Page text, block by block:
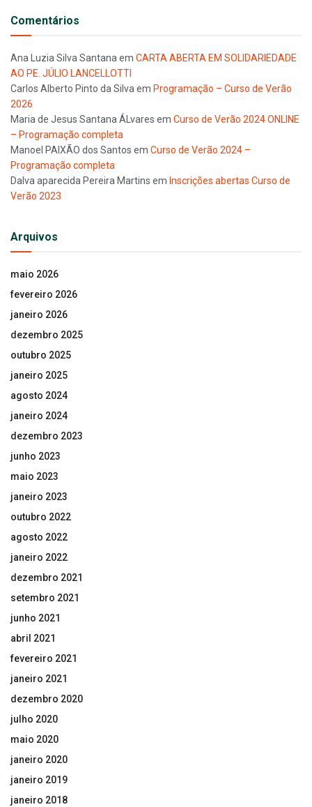
Comentários
Ana Luzia Silva Santanaem CARTA ABERTA EM SOLIDARIEDADE
AO PE. JÚLIO LANCELLOTTI
Carlos Alberto Pinto da Silvaem Programação – Curso de Verão
2026
Maria de Jesus Santana ÁLvares em Curso de Verão 2024 ONLINE
– Programação completa
Manoel PAIXÃO dos Santos em Curso de Verão 2024 –
Programação completa
Dalva aparecida Pereira Martins em Inscrições abertas Curso de
Verão 2023
Arquivos
maio 2026
fevereiro 2026
janeiro 2026
dezembro 2025
outubro 2025
janeiro 2025
agosto 2024
janeiro 2024
dezembro 2023
junho 2023
maio 2023
janeiro 2023
outubro 2022
agosto 2022
janeiro 2022
dezembro 2021
setembro 2021
junho 2021
abril 2021
fevereiro 2021
janeiro 2021
dezembro 2020
julho 2020
maio 2020
janeiro 2020
janeiro 2019
janeiro 2018